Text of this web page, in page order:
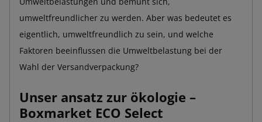
umweltfreundlicher zu werden. Aber was bedeutet es
eigentlich, umweltfreundlich zu sein, und welche
Faktoren beeinflussen die Umweltbelastung bei der
Wahl der Versandverpackung?
Unser ansatz zur ökologie –
Boxmarket ECO Select